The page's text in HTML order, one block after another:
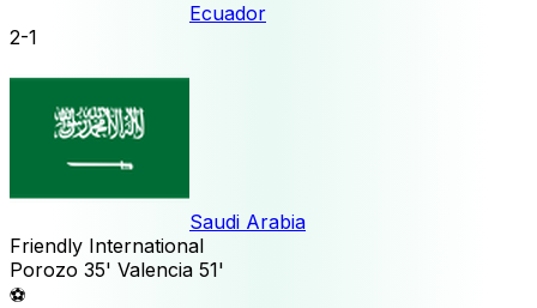
Ecuador
2-1
Saudi Arabia
Friendly International
Porozo 35' Valencia 51'
⚽